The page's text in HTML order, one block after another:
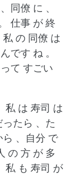
同僚 に 、
仕事 が 終
の 同僚 は
です ね 。
て すごい
私 は 寿司 は
ったら 、た
ら 、自分 で
の 方 が 多
私 も 寿司 が